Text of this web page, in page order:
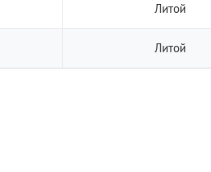
Литой
Литой